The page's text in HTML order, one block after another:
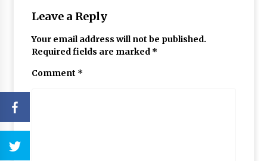
Leave a Reply
Your email address will not be published.
Required fields are marked *
Comment *